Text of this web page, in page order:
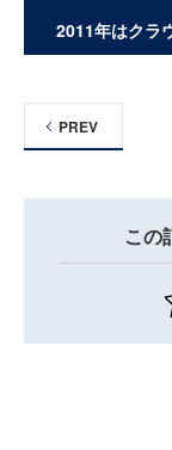
2011年はクラ
PREV
この